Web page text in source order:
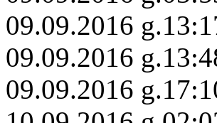
09.09.2016
09.09.2016
09.09.2016